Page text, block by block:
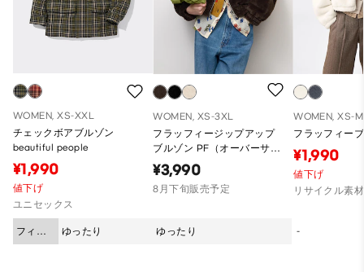
WOMEN, XS-XXL
チェックボアブルゾン
beautiful people
¥1,990
値下げ
ユニセックス
フィッ
ト
ゆったり
WOMEN, XS-3XL
フラッフィージップアップ
ブルゾン PF（オーバーサイ
ズフィット）
¥3,990
8月下旬販売予定
ゆったり
WOMEN, XS-M
フラッフィー
¥1,990
値下げ
リサイクル素材
-